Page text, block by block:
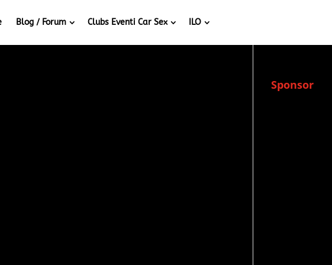
Blog / Forum Clubs Eventi Car Sex ILO
Sponsor